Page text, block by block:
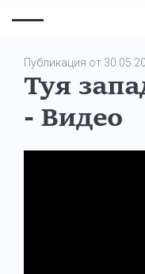
Публикация от
Туя
- Видео